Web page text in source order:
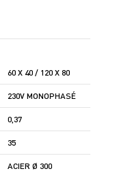
60 X 40 / 120 X 80
230V MONOPHASÉ
0,37
35
ACIER Ø 300